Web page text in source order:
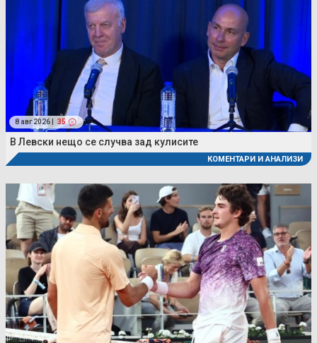
8 авг 2026 | 35
В Левски нещо се случва зад кулисите
КОМЕНТАРИ И АНАЛИЗИ